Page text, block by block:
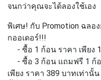
จนกว่าคุณจะได้ลองใช้เอง
พิเศษ! กับ Promotion ฉลอ
กออเดอร์!!!
- ซื้อ 1 ก้อน ราคา เพียง
- ซื้อ 3 ก้อน แถมฟรี 1 ก้อ
เพียง ราคา 389 บาทเท่านั้น